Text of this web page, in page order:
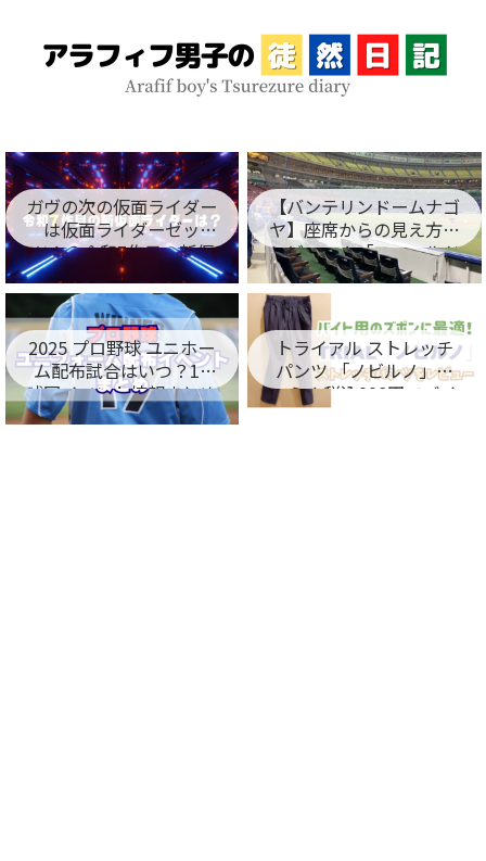
ガヴの次の仮面ライダー
は仮面ライダーゼッ
ツ！？令和7作目の新仮
面ライダー名が判明！
【バンテリンドームナゴ
ヤ】座席からの見え方を
レビュー！「フィールド
シート編」
2025 プロ野球 ユニホー
ム配布試合はいつ？12
球団イベント情報まとめ
トライアル ストレッチ
パンツ 「ノビルノ」口
コミ！税込998円でバイ
ト用のズボンに最適！